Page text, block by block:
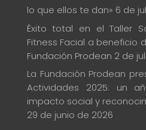
lo que ellos te dan» 6 de
Éxito total en el Taller
Fitness Facial a beneficio
Fundación Prodean 2 de
La Fundación Prodean
Actividades 2025: un
impacto social y
29 de junio de 2026